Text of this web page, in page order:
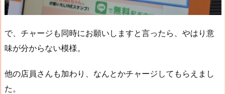
で、チャージも同時にお願いしますと言ったら、やはり意
味が分からない模様。
他の店員さんも加わり、なんとかチャージしてもらえまし
た。